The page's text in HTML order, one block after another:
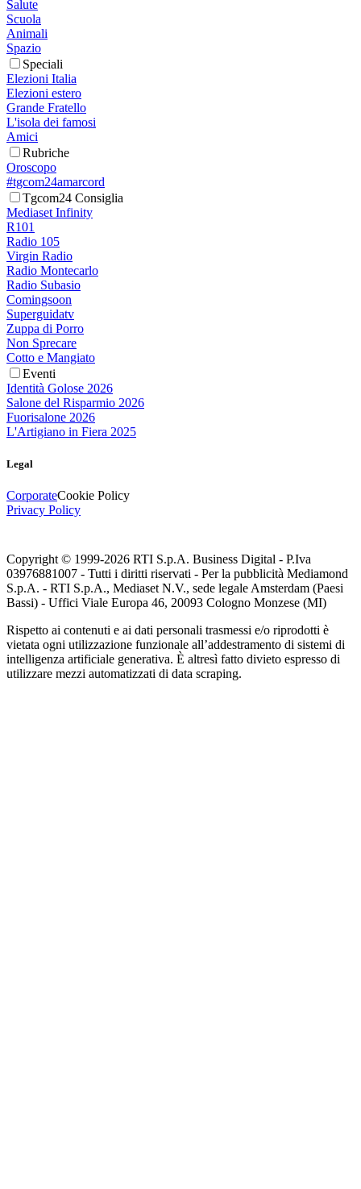
Salute
Scuola
Animali
Spazio
Speciali
Elezioni Italia
Elezioni estero
Grande Fratello
L'isola dei famosi
Amici
Rubriche
Oroscopo
#tgcom24amarcord
Tgcom24 Consiglia
Mediaset Infinity
R101
Radio 105
Virgin Radio
Radio Montecarlo
Radio Subasio
Comingsoon
Superguidatv
Zuppa di Porro
Non Sprecare
Cotto e Mangiato
Eventi
Identità Golose 2026
Salone del Risparmio 2026
Fuorisalone 2026
L'Artigiano in Fiera 2025
Legal
CorporateCookie Policy
Privacy Policy
Copyright © 1999-2026 RTI S.p.A. Business Digital - P.Iva
03976881007 - Tutti i diritti riservati - Per la pubblicità Mediamond
S.p.A. - RTI S.p.A., Mediaset N.V., sede legale Amsterdam (Paesi
Bassi) - Uffici Viale Europa 46, 20093 Cologno Monzese (MI)
Rispetto ai contenuti e ai dati personali trasmessi e/o riprodotti è
vietata ogni utilizzazione funzionale all’addestramento di sistemi di
intelligenza artificiale generativa. È altresì fatto divieto espresso di
utilizzare mezzi automatizzati di data scraping.